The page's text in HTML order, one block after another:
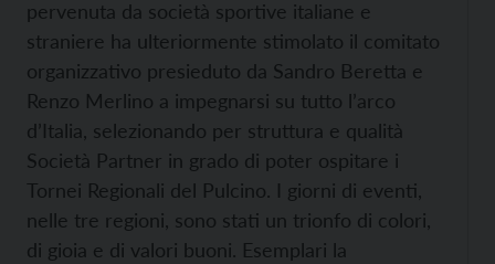
pervenuta da società sportive italiane e
straniere ha ulteriormente stimolato il comitato
organizzativo presieduto da Sandro Beretta e
Renzo Merlino a impegnarsi su tutto l’arco
d’Italia, selezionando per struttura e qualità
Società Partner in grado di poter ospitare i
Tornei Regionali del Pulcino. I giorni di eventi,
nelle tre regioni, sono stati un trionfo di colori,
di gioia e di valori buoni. Esemplari la